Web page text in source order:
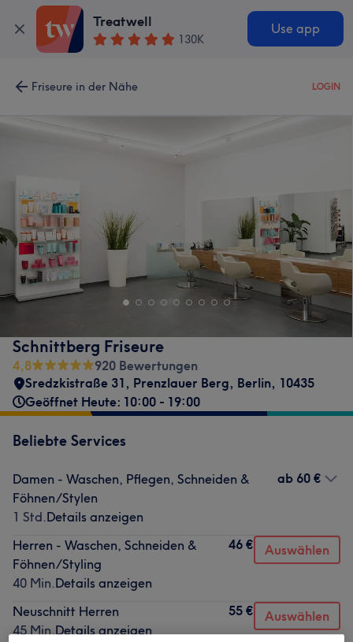
Treatwell
130K
Use app
Friseure in der Nähe LOGIN
Schnittberg Friseure
4,8
920 Bewertungen
Sredzkistraße 31, Prenzlauer Berg, Berlin, 10435
Geöffnet Heute: 10:00 - 19:00
Beliebte Services
Damen - Waschen, Pflegen, Schneiden &
Föhnen/Stylen
1 Std.Details anzeigen
ab 60 €
Herren - Waschen, Schneiden &
Föhnen/Styling
40 Min.Details anzeigen
46 € Auswählen
Neuschnitt Herren
45 Min.Details anzeigen
55 € Auswählen